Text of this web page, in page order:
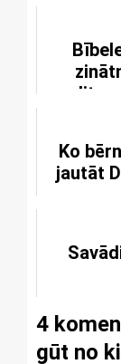
Ko
jautāt
4
gūt no